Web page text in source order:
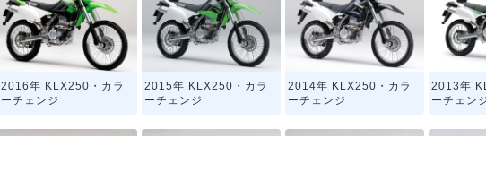
2016年 KLX250・カラ
ーチェンジ
2015年 KLX250・カラ
ーチェンジ
2014年 KLX250・カラ
ーチェンジ
2013年
ーチェン